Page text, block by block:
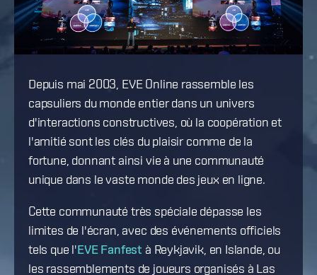
Depuis mai 2003, EVE Online rassemble les
capsuliers du monde entier dans un univers
d'interactions constructives, où la coopération et
l'amitié sont les clés du plaisir comme de la
fortune, donnant ainsi vie à une communauté
unique dans le vaste monde des jeux en ligne.
Cette communauté très spéciale dépasse les
limites de l'écran, avec des événements officiels
tels que l'EVE Fanfest à Reykjavik, en Islande, ou
les rassemblements de joueurs organisés à Las